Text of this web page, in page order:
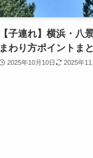
【子連れ】横浜・八
まわり方ポイントま
2025年10月10日 2025年11